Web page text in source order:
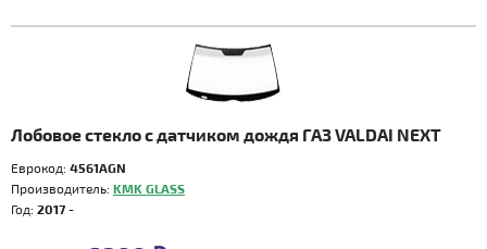
Лобовое стекло с датчиком дождя ГАЗ VALDAI NEXT
Еврокод: 4561AGN
Производитель: KMK GLASS
Год: 2017 -